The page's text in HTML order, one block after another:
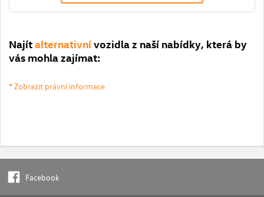
Najítalternativnívozidla z naší nabídky, která by
vás mohla zajímat:
* Zobrazit právní informace
Facebook